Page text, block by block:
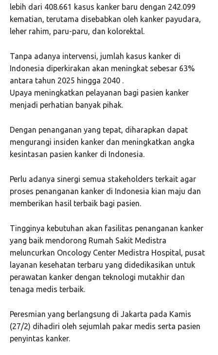
lebih dari 408.661 kasus kanker baru dengan 242.099
kematian, terutama disebabkan oleh kanker payudara,
leher rahim, paru-paru, dan kolorektal.
Tanpa adanya intervensi, jumlah kasus kanker di
Indonesia diperkirakan akan meningkat sebesar 63%
antara tahun 2025 hingga 2040 .
Upaya meningkatkan pelayanan bagi pasien kanker
menjadi perhatian banyak pihak.
Dengan penanganan yang tepat, diharapkan dapat
mengurangi insiden kanker dan meningkatkan angka
kesintasan pasien kanker di Indonesia.
Perlu adanya sinergi semua stakeholders terkait agar
proses penanganan kanker di Indonesia kian maju dan
memberikan hasil terbaik bagi pasien.
Tingginya kebutuhan akan fasilitas penanganan kanker
yang baik mendorong Rumah Sakit Medistra
meluncurkan Oncology Center Medistra Hospital, pusat
layanan kesehatan terbaru yang didedikasikan untuk
perawatan kanker dengan teknologi mutakhir dan
tenaga medis terbaik.
Peresmian yang berlangsung di Jakarta pada Kamis
(27/2) dihadiri oleh sejumlah pakar medis serta pasien
penyintas kanker.